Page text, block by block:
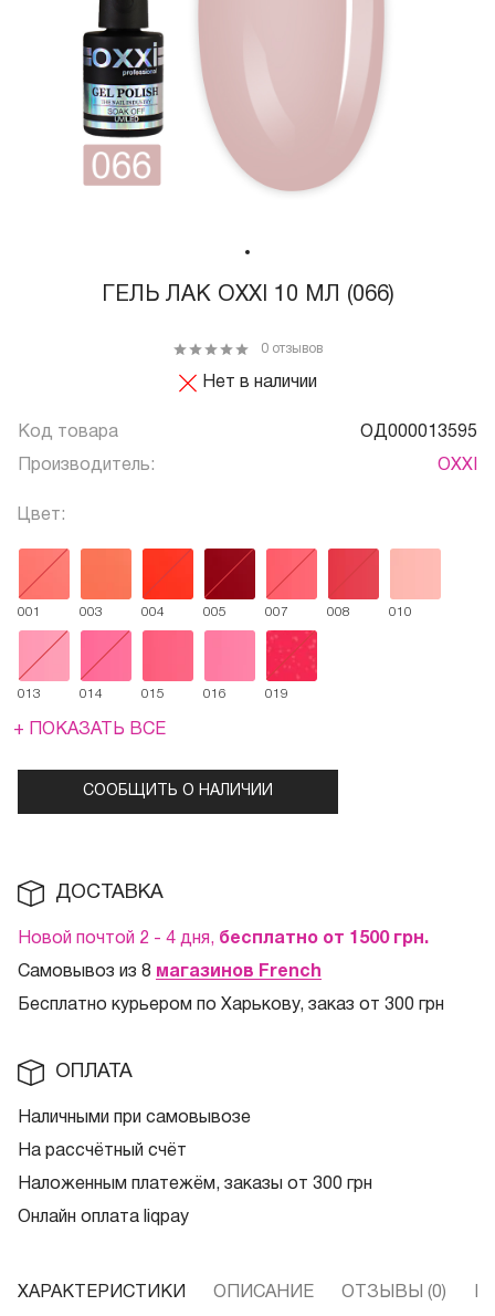
ГЕЛЬ ЛАК OXXI 10 МЛ (066)
Нет в наличии
0 отзывов
Код товара ОД000013595
Производитель: OXXI
Цвет:
001 003 004 005 007 008 010
013 014 015 016 019
+ ПОКАЗАТЬ ВСЕ
СООБЩИТЬ О НАЛИЧИИ
ДОСТАВКА
Новой почтой 2 - 4 дня, бесплатно от 1500 грн.
Самовывоз из 8 магазинов French
Бесплатно курьером по Харькову, заказ от 300 грн
ОПЛАТА
Наличными при самовывозе
На рассчётный счёт
Наложенным платежём, заказы от 300 грн
Онлайн оплата liqpay
ХАРАКТЕРИСТИКИ ОПИСАНИЕ ОТЗЫВЫ (0)